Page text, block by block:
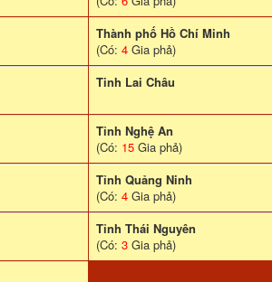
Thành phố Hồ Chí Minh
(Có: 4 Gia phả)
Tinh Lai Châu
Tỉnh Nghệ An
(Có: 15 Gia phả)
Tỉnh Quảng Ninh
(Có: 4 Gia phả)
Tỉnh Thái Nguyên
(Có: 3 Gia phả)